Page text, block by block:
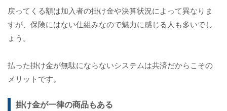
戻ってくる額は加入者の掛け金や決算状況によって異なりま
すが、保険にはない仕組みなので魅力に感じる人も多いでし
ょう。
払った掛け金が無駄にならないシステムは共済だからこその
メリットです。
掛け金が一律の商品もある